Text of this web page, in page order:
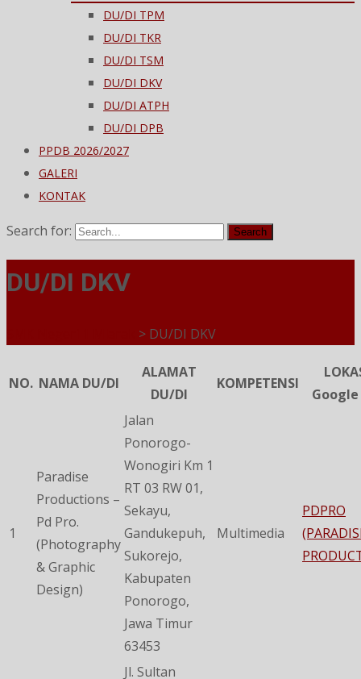
DU/DI TPM
DU/DI TKR
DU/DI TSM
DU/DI DKV
DU/DI ATPH
DU/DI DPB
PPDB 2026/2027
GALERI
KONTAK
Search for:
DU/DI DKV
> DU/DI DKV
NO. NAMA DU/DI
ALAMAT
DU/DI
KOMPETENSI
1
Paradise
Productions –
Pd Pro.
(Photography
& Graphic
Design)
Jalan
Ponorogo-
Wonogiri Km 1
RT 03 RW 01,
Sekayu,
Gandukepuh,
Sukorejo,
Kabupaten
Ponorogo,
Jawa Timur
63453
Multimedia
PDPRO
Jl. Sultan